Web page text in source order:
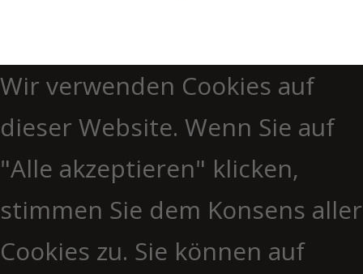
Wir verwenden Cookies auf
dieser Website. Wenn Sie auf
"Alle akzeptieren" klicken,
stimmen Sie dem Konsens aller
Cookies zu. Sie können auf